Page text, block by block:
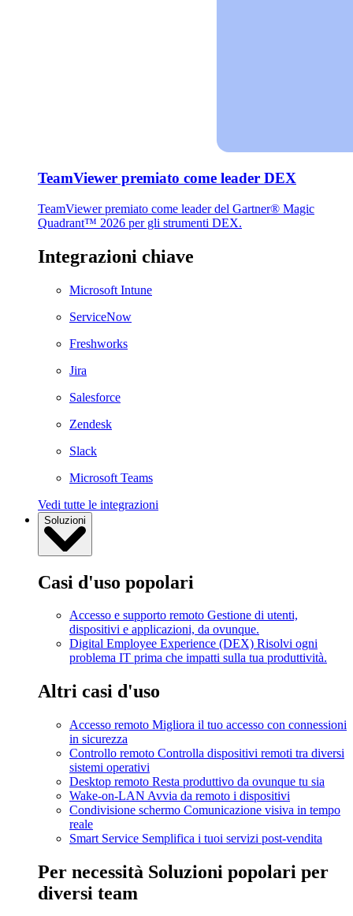
TeamViewer premiato come leader DEX
TeamViewer premiato come leader del Gartner® Magic
Quadrant™ 2026 per gli strumenti DEX.
Integrazioni chiave
Microsoft Intune
ServiceNow
Freshworks
Jira
Salesforce
Zendesk
Slack
Microsoft Teams
Vedi tutte le integrazioni
Soluzioni
Casi d'uso popolari
Accesso e supporto remoto Gestione di utenti,
dispositivi e applicazioni, da ovunque.
Digital Employee Experience (DEX) Risolvi ogni
problema IT prima che impatti sulla tua produttività.
Altri casi d'uso
Accesso remoto Migliora il tuo accesso con connessioni
in sicurezza
Controllo remoto Controlla dispositivi remoti tra diversi
sistemi operativi
Desktop remoto Resta produttivo da ovunque tu sia
Wake-on-LAN Avvia da remoto i dispositivi
Condivisione schermo Comunicazione visiva in tempo
reale
Smart Service Semplifica i tuoi servizi post-vendita
Per necessità Soluzioni popolari per
diversi team